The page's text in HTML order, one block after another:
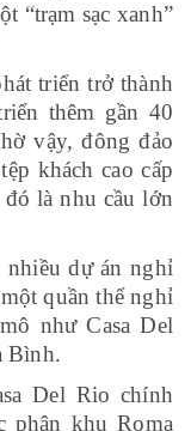
“trạm sạc xanh”
triển trở thành
thêm gần 40
vậy, đông đảo
khách cao cấp
là nhu cầu lớn
dự án nghỉ
quần thể nghỉ
như Casa Del
Bình.
Del Rio chính
phân khu Roma